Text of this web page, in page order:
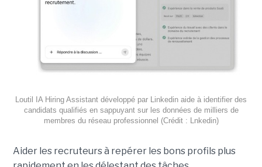
Loutil IA Hiring Assistant développé par Linkedin aide à identifier des
candidats qualifiés en sappuyant sur les données de milliers de
membres du réseau professionnel (Crédit : Lnkedin)
Aider les recruteurs à repérer les bons profils plus